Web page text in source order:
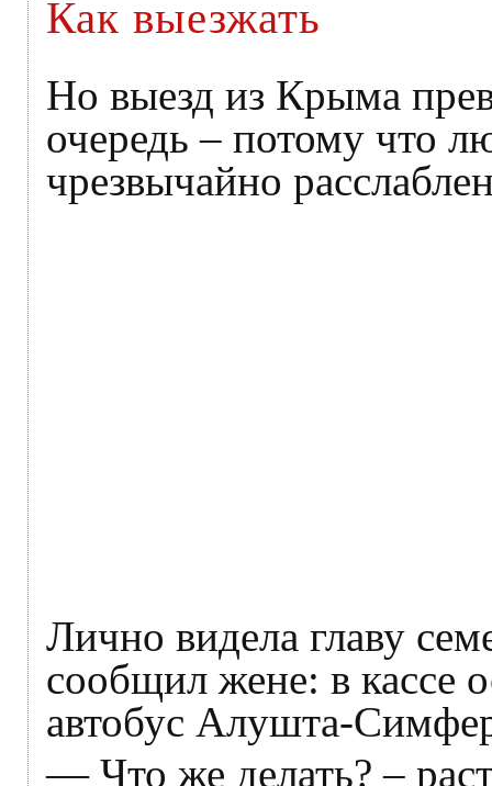
Как выезжать
Но выезд из Крыма
очередь – потому что
чрезвычайно
Лично видела главу
сообщил жене: в кассе
автобус Алушта-
— Что же делать? –